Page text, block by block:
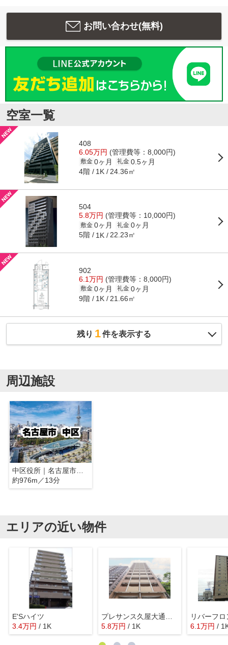
お問い合わせ(無料)
空室一覧
408
6.05万円 (管理費等：8,000円)
敷金 0ヶ月 礼金 0.5ヶ月
4階 1K 24.36㎡
504
5.8万円 (管理費等：10,000円)
敷金 0ヶ月 礼金 0ヶ月
5階 1K 22.23㎡
902
6.1万円 (管理費等：8,000円)
敷金 0ヶ月 礼金 0ヶ月
9階 1K 21.66㎡
残り 1件を表示する
周辺施設
中区役所｜名古屋市中区
約976m／13分
エリアの近い物件
E'Sハイツ
3.4万円 / 1K
5.8万円 / 1K 6.1万円 /